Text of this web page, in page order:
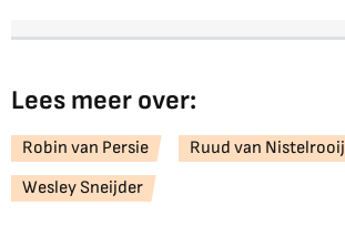
Lees meer over:
Robin van Persie
Ruud van Nistelrooij
Wesley Sneijder